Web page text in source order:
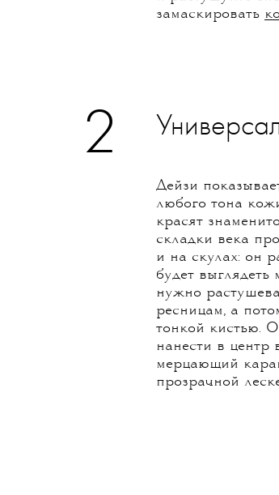
замаскировать
2
Дейзи
любого тона
красят
складки века
и на скулах: он
будет
нужно
ресницам, а
тонкой кистью.
нанести в центр
мерцающий
прозрачной